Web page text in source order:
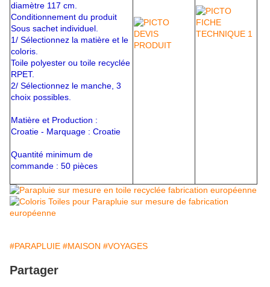
diamètre 117 cm.
Conditionnement du produit
Sous sachet individuel.
1/ Sélectionnez la matière et le
coloris.
Toile polyester ou toile recyclée
RPET.
2/ Sélectionnez le manche, 3
choix possibles.
Matière et Production :
Croatie - Marquage : Croatie
Quantité minimum de
commande : 50 pièces
#PARAPLUIE #MAISON #VOYAGES
Partager